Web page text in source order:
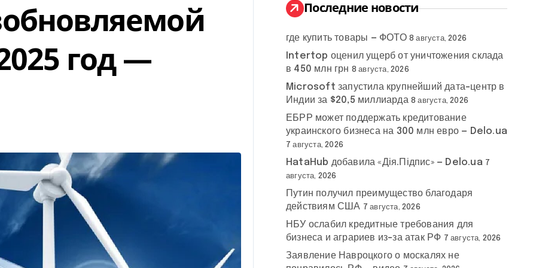
год —
:
Последние новости
где купить товары — ФОТО 8 августа, 2026
Intertop оценил ущерб от уничтожения склада
в 450 млн грн 8 августа, 2026
Microsoft запустила крупнейший дата-центр в
Индии за $20,5 миллиарда 8 августа, 2026
ЕБРР может поддержать кредитование
украинского бизнеса на 300 млн евро — Delo.ua
7 августа, 2026
HataHub добавила «Дія.Підпис» — Delo.ua 7
августа, 2026
Путин получил преимущество благодаря
действиям США 7 августа, 2026
НБУ ослабил кредитные требования для
бизнеса и аграриев из-за атак РФ 7 августа, 2026
Заявление Навроцкого о москалях не